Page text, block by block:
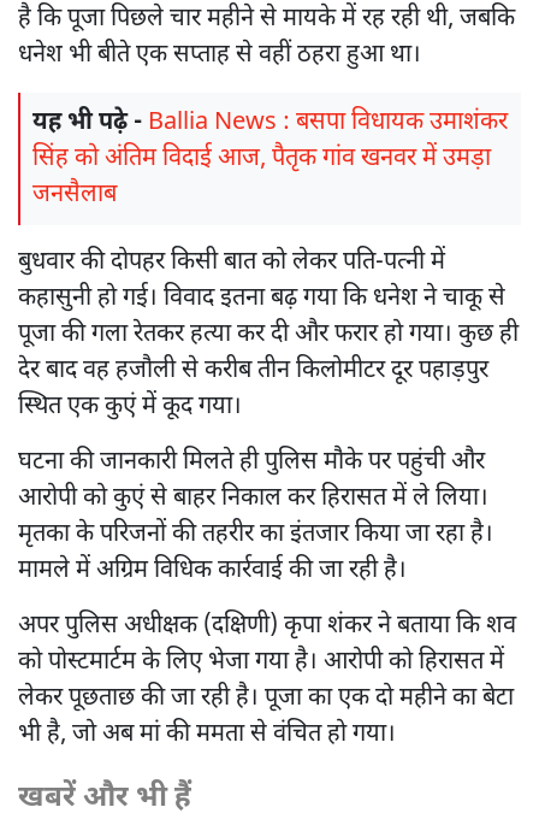
है कि पूजा पिछले चार महीने से मायके में रह रही थी, जबकि
धनेश भी बीते एक सप्ताह से वहीं ठहरा हुआ था।
यह भी पढ़े - Ballia News : बसपा विधायक उमाशंकर
सिंह को अंतिम विदाई आज, पैतृक गांव खनवर में उमड़ा
जनसैलाब
बुधवार की दोपहर किसी बात को लेकर पति-पत्नी में
कहासुनी हो गई। विवाद इतना बढ़ गया कि धनेश ने चाकू से
पूजा की गला रेतकर हत्या कर दी और फरार हो गया। कुछ ही
देर बाद वह हजौली से करीब तीन किलोमीटर दूर पहाड़पुर
स्थित एक कुएं में कूद गया।
घटना की जानकारी मिलते ही पुलिस मौके पर पहुंची और
आरोपी को कुएं से बाहर निकाल कर हिरासत में ले लिया।
मृतका के परिजनों की तहरीर का इंतजार किया जा रहा है।
मामले में अग्रिम विधिक कार्रवाई की जा रही है।
अपर पुलिस अधीक्षक (दक्षिणी) कृपा शंकर ने बताया कि शव
को पोस्टमार्टम के लिए भेजा गया है। आरोपी को हिरासत में
लेकर पूछताछ की जा रही है। पूजा का एक दो महीने का बेटा
भी है, जो अब मां की ममता से वंचित हो गया।
खबरें और भी हैं